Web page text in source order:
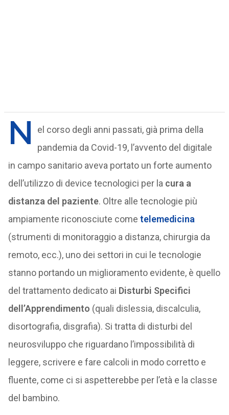
N
el corso degli anni passati, già prima della
pandemia da Covid-19, l’avvento del digitale
in campo sanitario aveva portato un forte aumento
dell’utilizzo di device tecnologici per la cura a
distanza del paziente. Oltre alle tecnologie più
ampiamente riconosciute come telemedicina
(strumenti di monitoraggio a distanza, chirurgia da
remoto, ecc.), uno dei settori in cui le tecnologie
stanno portando un miglioramento evidente, è quello
del trattamento dedicato ai Disturbi Specifici
dell’Apprendimento (quali dislessia, discalculia,
disortografia, disgrafia). Si tratta di disturbi del
neurosviluppo che riguardano l’impossibilità di
leggere, scrivere e fare calcoli in modo corretto e
fluente, come ci si aspetterebbe per l’età e la classe
del bambino.